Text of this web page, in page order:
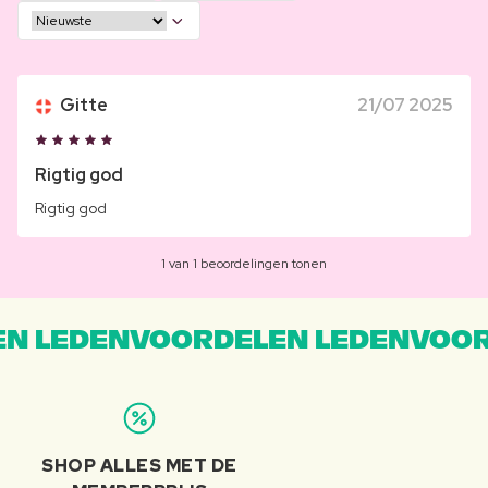
Gitte 21/07 2025
Rigtig god
Rigtig god
1 van 1 beoordelingen tonen
LEDENVOORDELEN
SHOP ALLES MET DE